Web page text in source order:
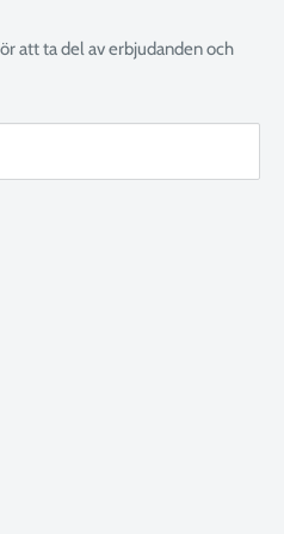
att ta del av erbjudanden och
45 Saltsjö-Boo